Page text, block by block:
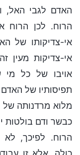
האדם לגבי האל,
הרוח. לכן הרוח
אי-צדיקותו של
אי-צדיקות מעין
אויבו של כל מי
תפיסותיו של האדם
מלוא מרדנותה
כבשר ודם בולטות
הרוח. לפיכך, לא